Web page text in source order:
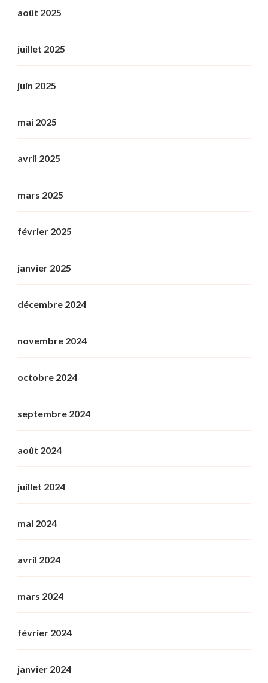
août 2025
juillet 2025
juin 2025
mai 2025
avril 2025
mars 2025
février 2025
janvier 2025
décembre 2024
novembre 2024
octobre 2024
septembre 2024
août 2024
juillet 2024
mai 2024
avril 2024
mars 2024
février 2024
janvier 2024